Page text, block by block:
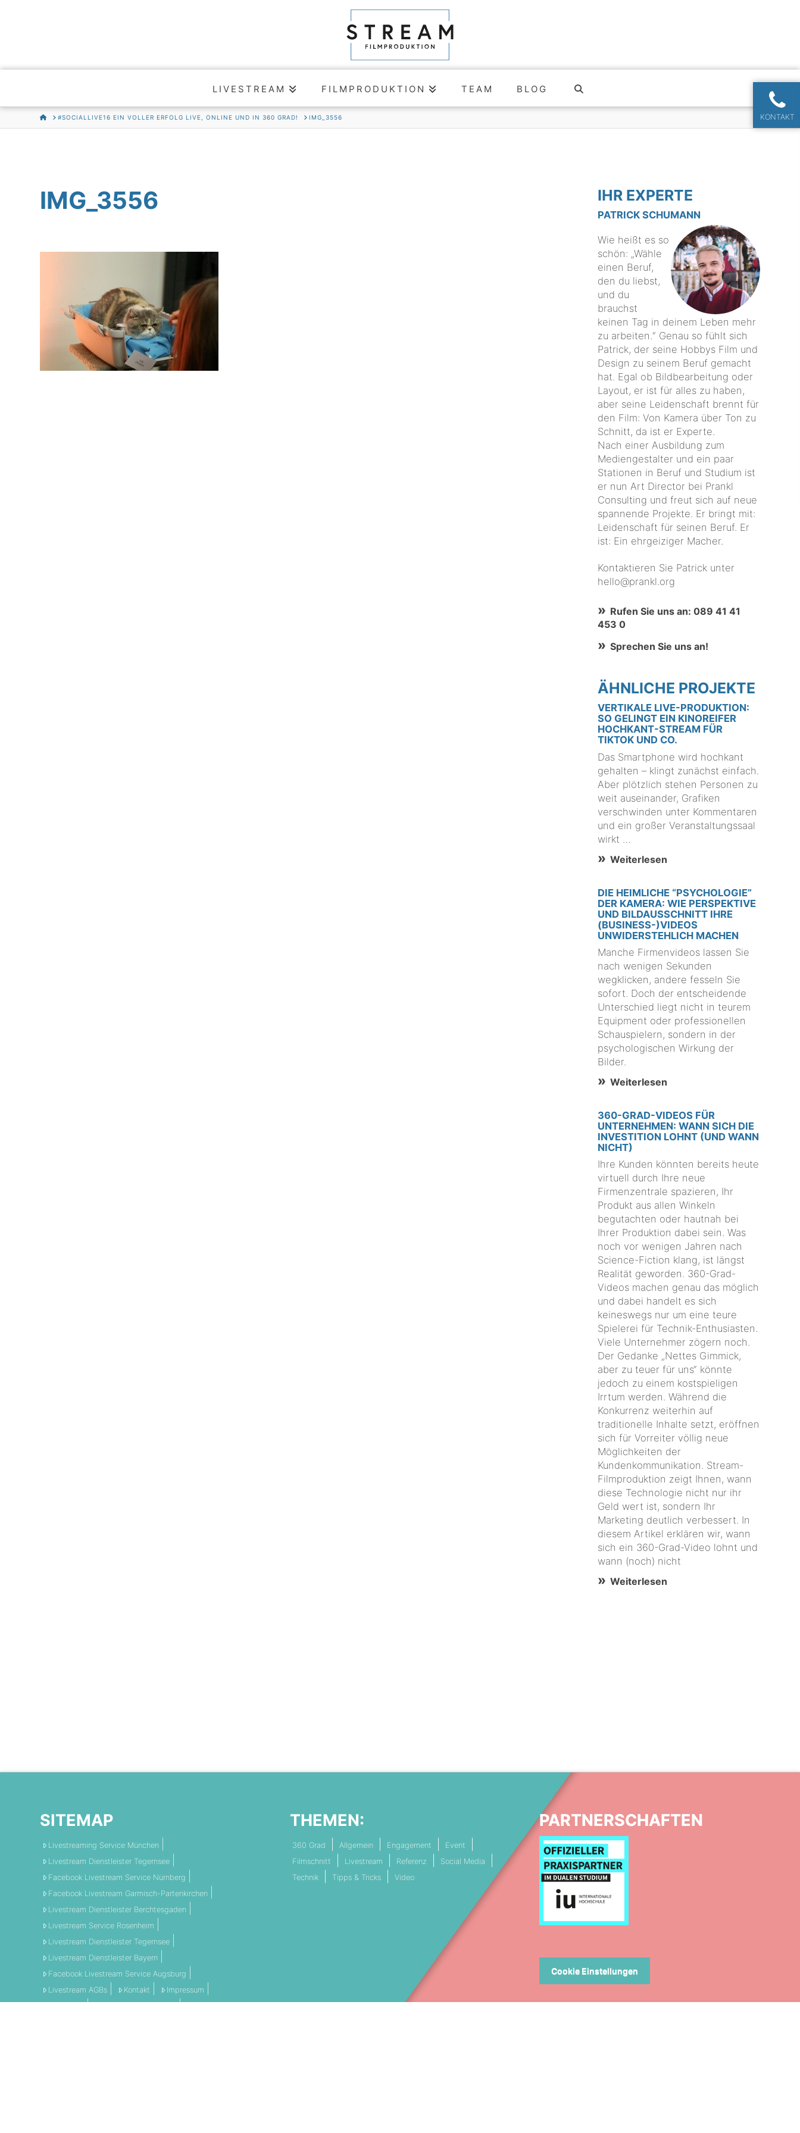
LIVESTREAM FILMPRODUKTION TEAM BLOG
HOME#SOCIALLIVE16 EIN VOLLER ERFOLG LIVE, ONLINE UND IN 360 GRAD! IMG_3556 KONTAKT
IMG_3556 IHR EXPERTE
PATRICK SCHUMANN
Wie heißt es so
schön: „Wähle
einen Beruf,
den du liebst,
und du
brauchst
keinen Tag in deinem Leben mehr
zu arbeiten.“ Genau so fühlt sich
Patrick, der seine Hobbys Film und
Design zu seinem Beruf gemacht
hat. Egal ob Bildbearbeitung oder
Layout, er ist für alles zu haben,
aber seine Leidenschaft brennt für
den Film: Von Kamera über Ton zu
Schnitt, da ist er Experte.
Nach einer Ausbildung zum
Mediengestalter und ein paar
Stationen in Beruf und Studium ist
er nun Art Director bei Prankl
Consulting und freut sich auf neue
spannende Projekte. Er bringt mit:
Leidenschaft für seinen Beruf. Er
ist: Ein ehrgeiziger Macher.
Kontaktieren Sie Patrick unter
hello@prankl.org
Rufen Sie uns an: 089 41 41
453 0
Sprechen Sie uns an!
ÄHNLICHE PROJEKTE
VERTIKALE LIVE-PRODUKTION:
SO GELINGT EIN KINOREIFER
HOCHKANT-STREAM FÜR
TIKTOK UND CO.
Das Smartphone wird hochkant
gehalten – klingt zunächst einfach.
Aber plötzlich stehen Personen zu
weit auseinander, Grafiken
verschwinden unter Kommentaren
und ein großer Veranstaltungssaal
wirkt …
Weiterlesen
DIE HEIMLICHE “PSYCHOLOGIE”
DER KAMERA: WIE PERSPEKTIVE
UND BILDAUSSCHNITT IHRE
(BUSINESS-)VIDEOS
UNWIDERSTEHLICH MACHEN
Manche Firmenvideos lassen Sie
nach wenigen Sekunden
wegklicken, andere fesseln Sie
sofort. Doch der entscheidende
Unterschied liegt nicht in teurem
Equipment oder professionellen
Schauspielern, sondern in der
psychologischen Wirkung der
Bilder.
Weiterlesen
360-GRAD-VIDEOS FÜR
UNTERNEHMEN: WANN SICH DIE
INVESTITION LOHNT (UND WANN
NICHT)
Ihre Kunden könnten bereits heute
virtuell durch Ihre neue
Firmenzentrale spazieren, Ihr
Produkt aus allen Winkeln
begutachten oder hautnah bei
Ihrer Produktion dabei sein. Was
noch vor wenigen Jahren nach
Science-Fiction klang, ist längst
Realität geworden. 360-Grad-
Videos machen genau das möglich
und dabei handelt es sich
keineswegs nur um eine teure
Spielerei für Technik-Enthusiasten.
Viele Unternehmer zögern noch.
Der Gedanke „Nettes Gimmick,
aber zu teuer für uns“ könnte
jedoch zu einem kostspieligen
Irrtum werden. Während die
Konkurrenz weiterhin auf
traditionelle Inhalte setzt, eröffnen
sich für Vorreiter völlig neue
Möglichkeiten der
Kundenkommunikation. Stream-
Filmproduktion zeigt Ihnen, wann
diese Technologie nicht nur ihr
Geld wert ist, sondern Ihr
Marketing deutlich verbessert. In
diesem Artikel erklären wir, wann
sich ein 360-Grad-Video lohnt und
wann (noch) nicht
Weiterlesen
SITEMAP
Livestreaming Service München
Livestream Dienstleister Tegernsee
Facebook Livestream Service Nürnberg
Facebook Livestream Garmisch-Partenkirchen
Livestream Dienstleister Berchtesgaden
Livestream Service Rosenheim
Livestream Dienstleister Tegernsee
Livestream Dienstleister Bayern
Facebook Livestream Service Augsburg
Livestream AGBs
Kontakt
Impressum
THEMEN:
360 Grad Allgemein Engagement
Event
Filmschnitt
Livestream Referenz
Social Media
Technik
Tipps & Tricks Video
PARTNERSCHAFTEN
Cookie Einstellungen